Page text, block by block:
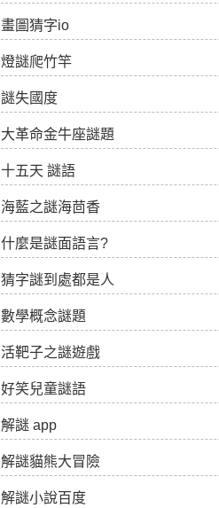
畫圖猜字io
燈謎爬竹竿
謎失國度
大革命金牛座謎題
十五天 謎語
海藍之謎海茴香
什麼是謎面語言?
猜字謎到處都是人
數學概念謎題
活靶子之謎遊戲
好笑兒童謎語
解謎 app
解謎貓熊大冒險
解謎小說百度